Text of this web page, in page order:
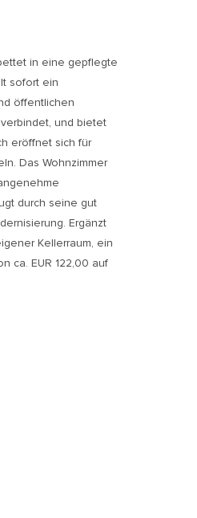
in eine gepflegte
sofort ein
öffentlichen
und bietet
eröffnet sich für
Das Wohnzimmer
durch seine gut
Ergänzt
Kellerraum, ein
ca. EUR 122,00 auf